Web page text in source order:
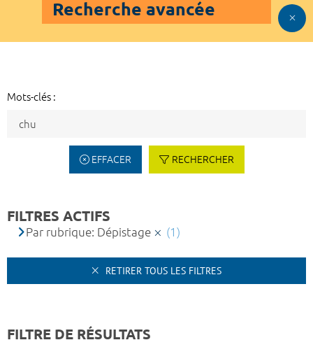
Recherche avancée
Mots-clés :
EFFACER RECHERCHER
FILTRES ACTIFS
Par rubrique: Dépistage (1)
RETIRER TOUS LES FILTRES
FILTRE DE RÉSULTATS